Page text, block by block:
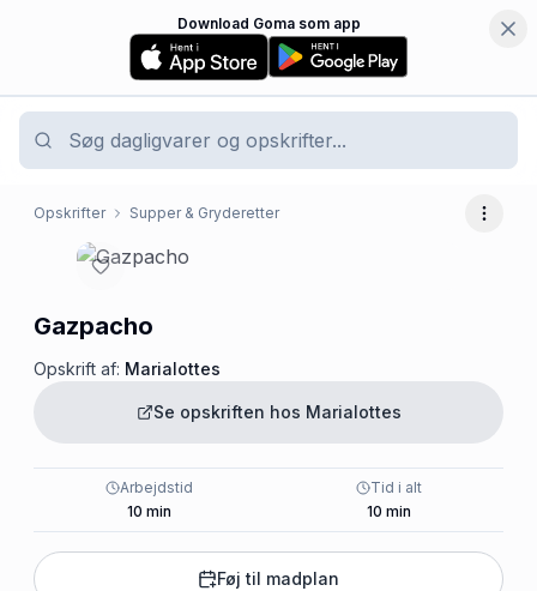
Download Goma som app
Opskrifter Supper & Gryderetter Flere
Gazpacho
Opskrift af: Marialottes
Se opskriften hos Marialottes
Arbejdstid
10 min
Tid i alt
10 min
Føj til madplan